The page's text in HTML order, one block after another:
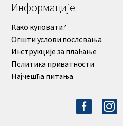
Информације
Како куповати?
Општи услови пословања
Инструкције за плаћање
Политика приватности
Најчешћа питања
facebook-
alt